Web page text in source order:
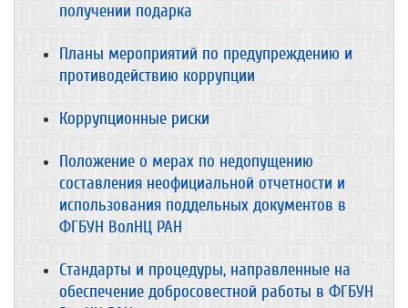
получении подарка
Планы мероприятий по предупреждению и
противодействию коррупции
Коррупционные риски
Положение о мерах по недопущению
составления неофициальной отчетности и
использования поддельных документов в
ФГБУН ВолНЦ РАН
Стандарты и процедуры, направленные на
обеспечение добросовестной работы в ФГБУН